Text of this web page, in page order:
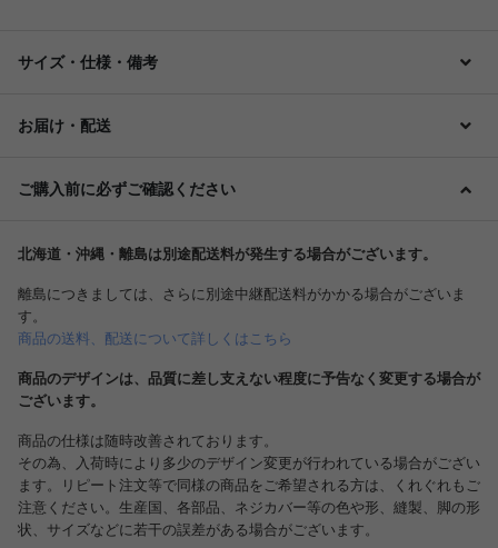
サイズ・仕様・備考
お届け・配送
ご購入前に必ずご確認ください
北海道・沖縄・離島は別途配送料が発生する場合がございます。
離島につきましては、さらに別途中継配送料がかかる場合がございま
す。
商品の送料、配送について詳しくはこちら
商品のデザインは、品質に差し支えない程度に予告なく変更する場合が
ございます。
商品の仕様は随時改善されております。
その為、入荷時により多少のデザイン変更が行われている場合がござい
ます。リピート注文等で同様の商品をご希望される方は、くれぐれもご
注意ください。生産国、各部品、ネジカバー等の色や形、縫製、脚の形
状、サイズなどに若干の誤差がある場合がございます。